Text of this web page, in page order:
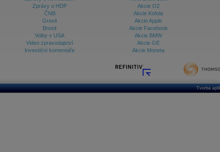
Zprávy o HDP
ČNB
Grexit
Brexit
Volby v USA
Video zpravodajství
Investiční komentáře
Akcie O2
Akcie Kofola
Akcie Apple
Akcie Facebook
Akcie BMW
Akcie GE
Akcie Moneta
Tvorba